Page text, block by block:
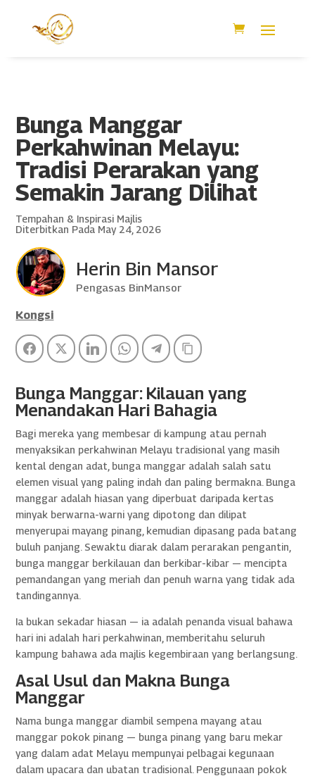
Bunga Manggar
Perkahwinan Melayu:
Tradisi Perarakan yang
Semakin Jarang Dilihat
Tempahan & Inspirasi Majlis
Diterbitkan Pada May 24, 2026
Herin Bin Mansor
Pengasas BinMansor
Kongsi
FacebookTwitter LinkedInWhatsAppTelegramCopy Link
Bunga Manggar: Kilauan yang
Menandakan Hari Bahagia
Bagi mereka yang membesar di kampung atau pernah
menyaksikan perkahwinan Melayu tradisional yang masih
kental dengan adat, bunga manggar adalah salah satu
elemen visual yang paling indah dan paling bermakna. Bunga
manggar adalah hiasan yang diperbuat daripada kertas
minyak berwarna-warni yang dipotong dan dilipat
menyerupai mayang pinang, kemudian dipasang pada batang
buluh panjang. Sewaktu diarak dalam perarakan pengantin,
bunga manggar berkilauan dan berkibar-kibar — mencipta
pemandangan yang meriah dan penuh warna yang tidak ada
tandingannya.
Ia bukan sekadar hiasan — ia adalah penanda visual bahawa
hari ini adalah hari perkahwinan, memberitahu seluruh
kampung bahawa ada majlis kegembiraan yang berlangsung.
Asal Usul dan Makna Bunga
Manggar
Nama bunga manggar diambil sempena mayang atau
manggar pokok pinang — bunga pinang yang baru mekar
yang dalam adat Melayu mempunyai pelbagai kegunaan
dalam upacara dan ubatan tradisional. Penggunaan pokok